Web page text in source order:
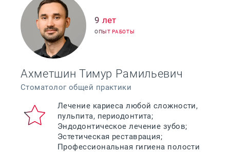
9 лет
ОПЫТ РАБОТЫ
Ахметшин Тимур Рамильевич
Стоматолог общей практики
Лечение кариеса любой сложности,
пульпита, периодонтита;
Эндодонтическое лечение зубов;
Эстетическая реставрация;
Профессиональная гигиена полости